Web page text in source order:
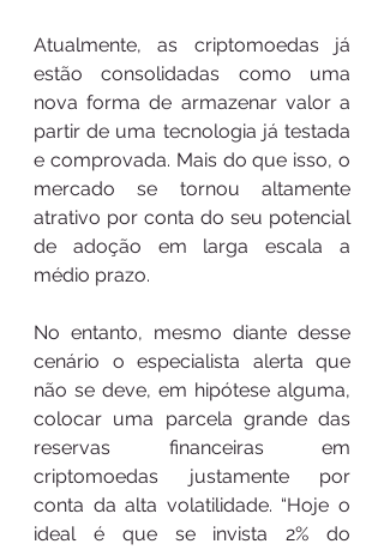
Atualmente, as criptomoedas já
estão consolidadas como uma
nova forma de armazenar valor a
partir de uma tecnologia já testada
e comprovada. Mais do que isso, o
mercado se tornou altamente
atrativo por conta do seu potencial
de adoção em larga escala a
médio prazo.
No entanto, mesmo diante desse
cenário o especialista alerta que
não se deve, em hipótese alguma,
colocar uma parcela grande das
reservas financeiras em
criptomoedas justamente por
conta da alta volatilidade. “Hoje o
ideal é que se invista 2% do